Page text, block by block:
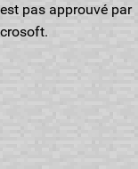
pas approuvé par